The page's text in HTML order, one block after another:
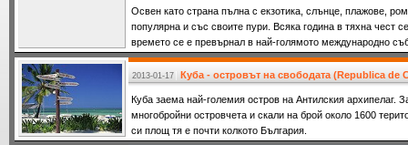
Освен като страна пълна с екзотика, слънце, плажове,
популярна и със своите пури. Всяка година в тяхна чест
времето се е превърнал в най-голямото международно
февруари
2013-01-17 Куба - островът на свободата (Republica de
Куба заема най-големия остров на Антилския архипелаг.
многобройни островчета и скали на брой около 1600
си площ тя е почти колкото България.